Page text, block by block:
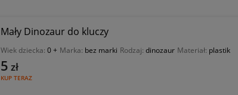
Mały Dinozaur do kluczy
Wiek dziecka: 0 + Marka: bez marki Rodzaj: dinozaur Materiał: plastik
KUP TERAZ
5 zł